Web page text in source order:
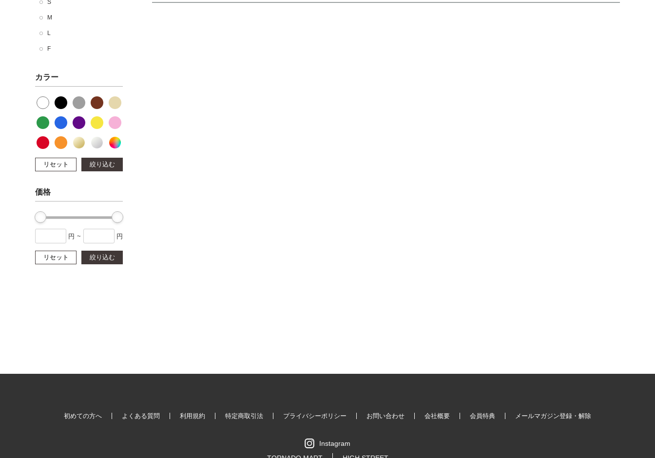
S
M
L
F
カラー
リセット 絞り込む
価格
円 ~ 円
リセット 絞り込む
初めての方へ よくある質問 利用規約 特定商取引法 プライバシーポリシー お問い合わせ 会社概要 会員特典 メールマガジン登録・解除
Instagram